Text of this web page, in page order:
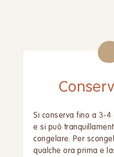
Si conserva fino a 3-4
e si può
congelare. Per
qualche ora prima e